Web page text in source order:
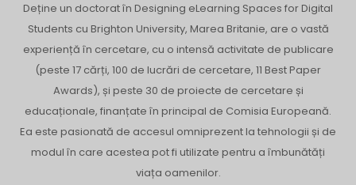
Deține un doctorat în Designing eLearning Spaces for Digital
Students cu Brighton University, Marea Britanie, are o vastă
experiență în cercetare, cu o intensă activitate de publicare
(peste 17 cărți, 100 de lucrări de cercetare, 11 Best Paper
Awards), și peste 30 de proiecte de cercetare și
educaționale, finanțate în principal de Comisia Europeană.
Ea este pasionată de accesul omniprezent la tehnologii și de
modul în care acestea pot fi utilizate pentru a îmbunătăți
viața oamenilor.